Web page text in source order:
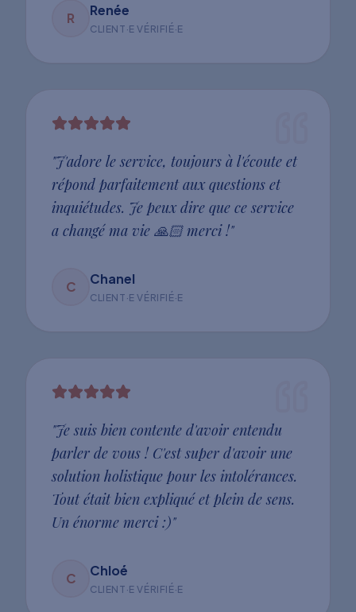
R Renée
CLIENT·E VÉRIFIÉ·E
"J'adore le service, toujours à l'écoute et
répond parfaitement aux questions et
inquiétudes. Je peux dire que ce service
a changé ma vie 🙏🏻 merci !"
C Chanel
CLIENT·E VÉRIFIÉ·E
"Je suis bien contente d'avoir entendu
parler de vous ! C'est super d'avoir une
solution holistique pour les intolérances.
Tout était bien expliqué et plein de sens.
Un énorme merci :)"
C Chloé
CLIENT·E VÉRIFIÉ·E